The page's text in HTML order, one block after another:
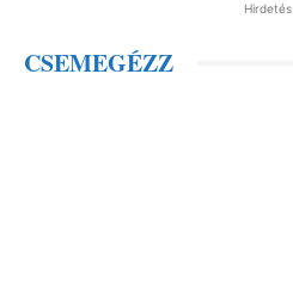
Hirdetés
CSEMEGÉZZ